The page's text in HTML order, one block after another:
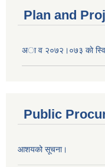
Plan and
अा व २०७२।०७३ काे
Public
आशयको सूचना।